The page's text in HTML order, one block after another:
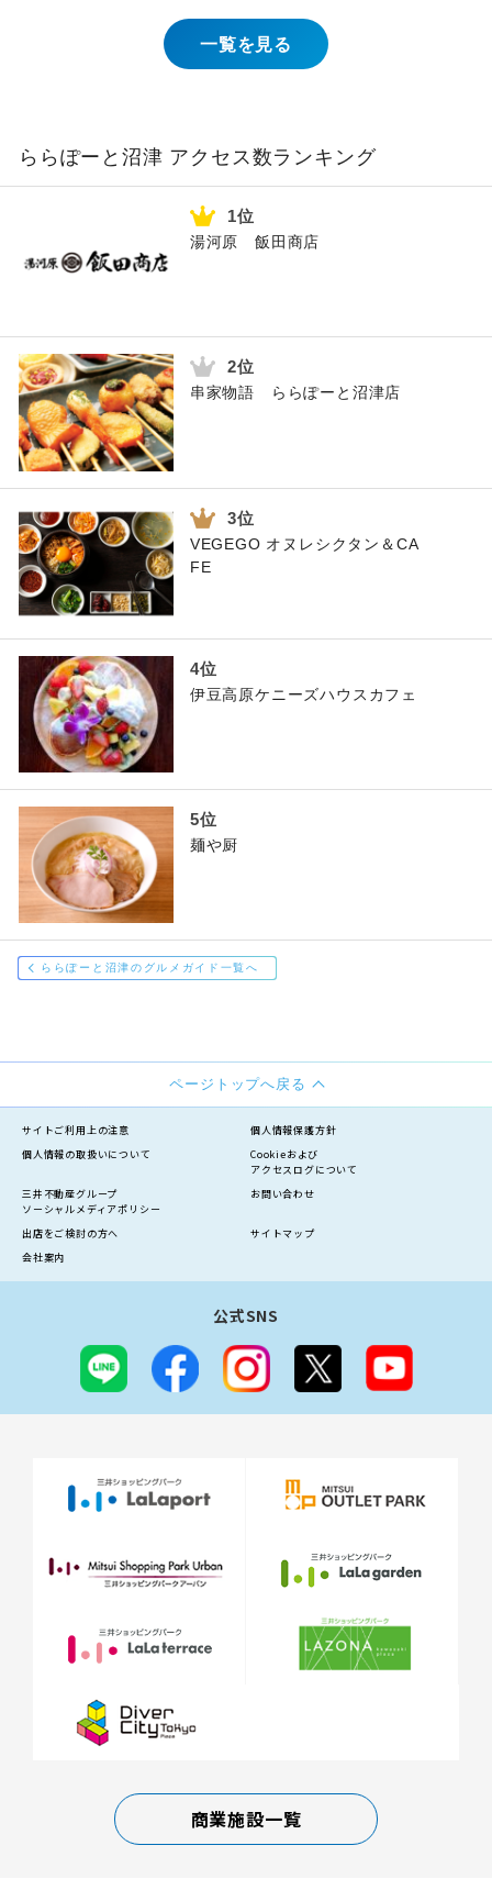
一覧を見る
ららぽーと沼津 アクセス数ランキング
湯河原 飯田商店
串家物語 ららぽーと沼津店
VEGEGO オヌレシクタン＆CA
FE
伊豆高原ケニーズハウスカフェ
麺や厨
ららぽーと沼津のグルメガイド一覧へ
ページトップへ戻る
サイトご利用上の注意
個人情報保護方針
個人情報の取扱いについて
Cookieおよび
アクセスログについて
三井不動産グループ
ソーシャルメディアポリシー
お問い合わせ
出店をご検討の方へ
サイトマップ
会社案内
公式SNS
商業施設一覧